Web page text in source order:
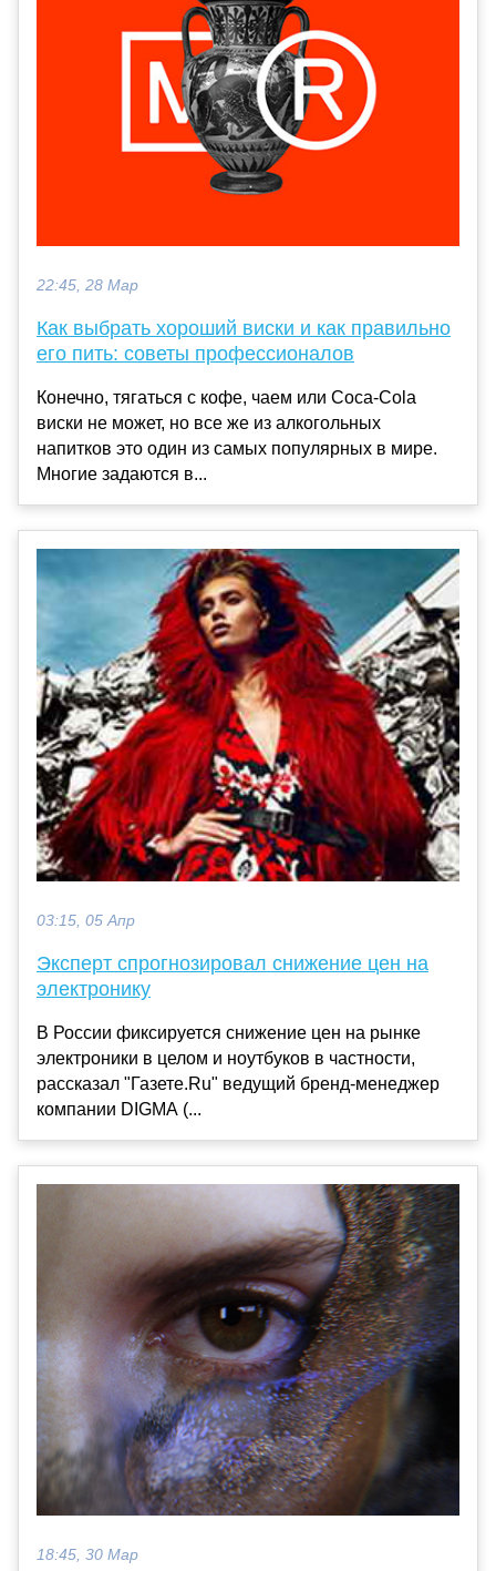
22:45, 28 Мар
Как выбрать хороший виски и как правильно
его пить: советы профессионалов
Конечно, тягаться с кофе, чаем или Coca-Cola
виски не может, но все же из алкогольных
напитков это один из самых популярных в мире.
Многие задаются в...
03:15, 05 Апр
Эксперт спрогнозировал снижение цен на
электронику
В России фиксируется снижение цен на рынке
электроники в целом и ноутбуков в частности,
рассказал "Газете.Ru" ведущий бренд-менеджер
компании DIGMA (...
18:45, 30 Мар